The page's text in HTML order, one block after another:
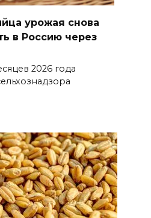
урожая снова
в Россию через
2026 года